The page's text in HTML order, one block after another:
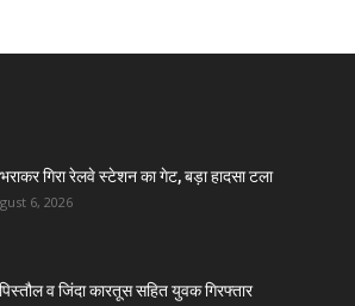
गिरा रेलवे स्टेशन का गेट, बड़ा हादसा टला
6, 2026
व जिंदा कारतूस सहित युवक गिरफ्तार